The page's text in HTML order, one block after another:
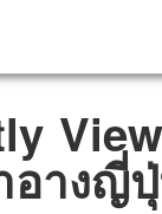
อางญี่